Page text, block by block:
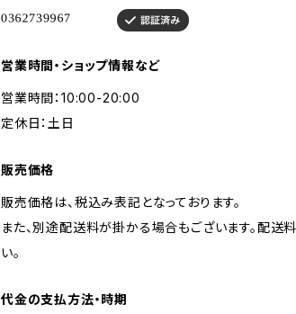
営業時間・ショップ情報など
営業時間：10:00-20:00
定休日：土日
販売価格
販売価格は、税込み表記となっております。
また、別途配送料が掛かる場合もございます。配
い。
代金の支払方法・時期